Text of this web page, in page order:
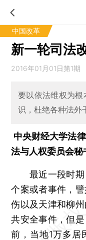
中国改革
新一轮司法
2016年01月01日第1期
要以依法维权为
识，杜绝各种法外
中央财经大学法
法与人权委员会秘
最近一段时期
个案或者事件，
伤以及天津和柳
共安全事件，但
前，当地1万多居